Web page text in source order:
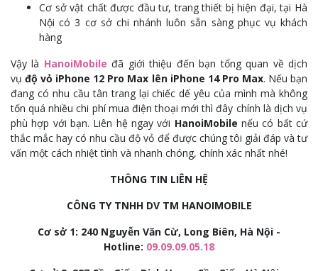
Cơ sở vật chất được đầu tư, trang thiết bị hiện đại, tại Hà
Nội có 3 cơ sở chi nhánh luôn sẵn sàng phục vụ khách
hàng
Vậy là HanoiMobile đã giới thiệu đến bạn tổng quan về dịch
vụđộ vỏ iPhone 12 Pro Max lên iPhone 14 Pro Max. Nếu bạn
đang có nhu cầu tân trang lại chiếc dế yêu của mình mà không
tốn quá nhiều chi phí mua điện thoại mới thì đây chính là dịch vụ
phù hợp với bạn. Liên hệ ngay với HanoiMobile nếu có bất cứ
thắc mắc hay có nhu cầu độ vỏ để được chúng tôi giải đáp và tư
vấn một cách nhiệt tình và nhanh chóng, chính xác nhất nhé!
THÔNG TIN LIÊN HỆ
CÔNG TY TNHH DV TM HANOIMOBILE
Cơ sở 1: 240 Nguyễn Văn Cừ, Long Biên, Hà Nội -
Hotline: 09.09.09.05.18